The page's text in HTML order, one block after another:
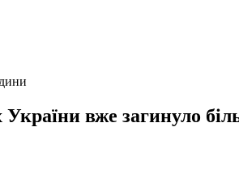
вже загинуло